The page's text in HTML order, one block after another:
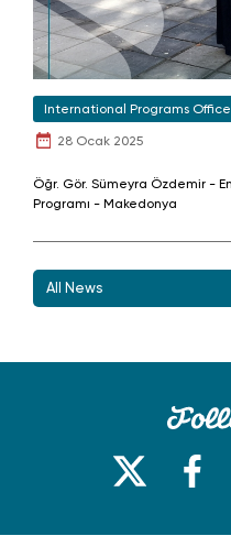
International Programs
28 Ocak 2025
Öğr. Gör. Sümeyra Özdemir -
Programı - Makedonya
All News